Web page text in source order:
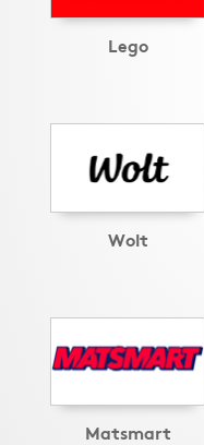
Lego
Wolt
Matsmart